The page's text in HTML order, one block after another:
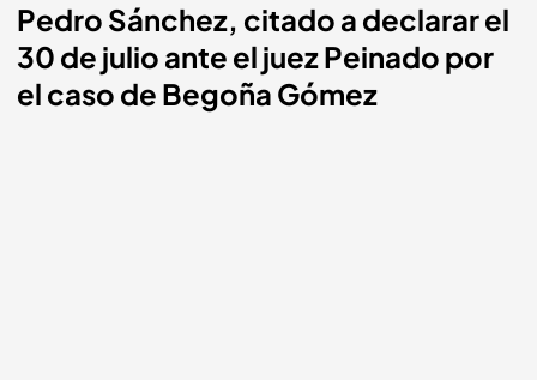
Pedro Sánchez, citado a declarar el
30 de julio ante el juez Peinado por
el caso de Begoña Gómez